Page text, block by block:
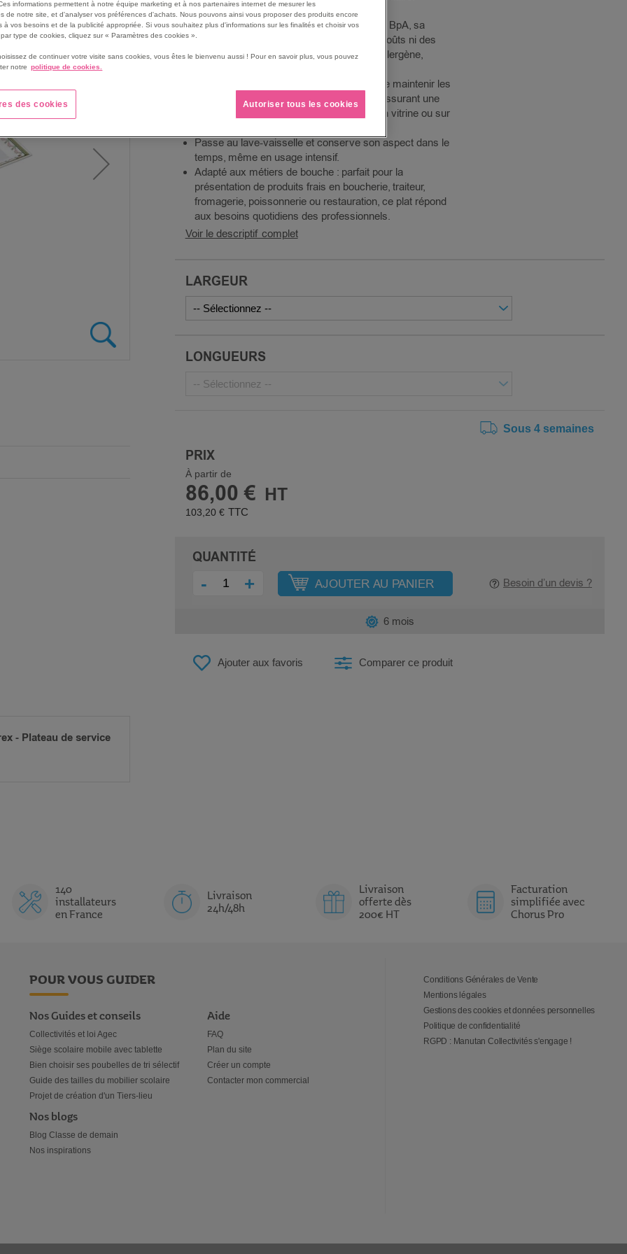
Résiste aux chocs, abrasions et rayures.
Sécurité alimentaire professionnelle : sans BpA, sa
surface hygiénique ne s’imprègne ni des goûts ni des
odeurs et ne contient aucune substance allergène,
Présentation fraîche et soignée : permet de maintenir les
aliments au frais plus longtemps, tout en assurant une
présentation élégante et professionnelle en vitrine ou sur
Passe au lave-vaisselle et conserve son aspect dans le
temps, même en usage intensif.
Adapté aux métiers de bouche : parfait pour la
présentation de produits frais en boucherie, traiteur,
fromagerie, poissonnerie ou restauration, ce plat répond
aux besoins quotidiens des professionnels.
Voir le descriptif complet
LARGEUR
LONGUEURS
Sous 4 semaines
PRIX
À partir de
86,00 €
103,20 €
QUANTITÉ
- + AJOUTER AU PANIER Besoin d’un devis ?
Ajouter aux favoris Comparer ce produit
6 mois
- Plateau de service
140
installateurs
en France
Livraison
24h/48h
Livraison
offerte dès
200€ HT
Facturation
simplifiée avec
Chorus Pro
POUR VOUS GUIDER
Nos Guides et conseils
Collectivités et loi Agec
Siège scolaire mobile avec tablette
Bien choisir ses poubelles de tri sélectif
Guide des tailles du mobilier scolaire
Projet de création d'un Tiers-lieu
Nos blogs
Blog Classe de demain
Nos inspirations
Aide
FAQ
Plan du site
Créer un compte
Contacter mon commercial
Conditions Générales de Vente
Mentions légales
Gestions des cookies et données personnelles
Politique de confidentialité
RGPD : Manutan Collectivités s'engage !
informations permettent à notre équipe marketing et à nos partenaires internet de mesurer les
de notre site, et d'analyser vos préférences d'achats. Nous pouvons ainsi vous proposer des produits encore
à vos besoins et de la publicité appropriée. Si vous souhaitez plus d'informations sur les finalités et choisir vos
type de cookies, cliquez sur « Paramètres des cookies ».
de continuer votre visite sans cookies, vous êtes le bienvenu aussi ! Pour en savoir plus, vous pouvez
notre politique de cookies.
des cookies Autoriser tous les cookies